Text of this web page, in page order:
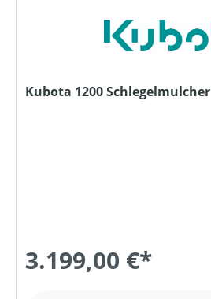
Kubota 1200 Schlegelmulcher
3.199,00 €*